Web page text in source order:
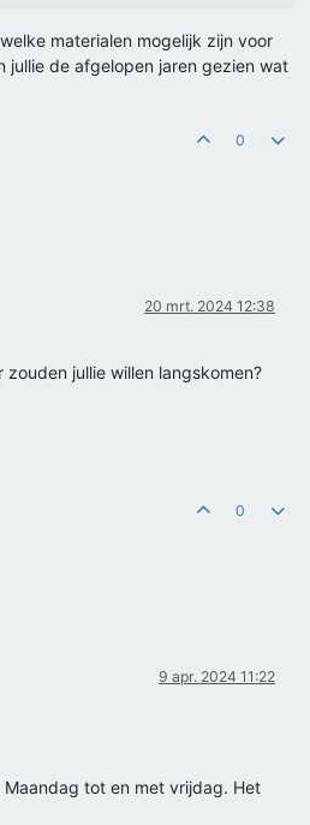
materialen mogelijk zijn voor
jullie de afgelopen jaren gezien wat
0
20 mrt. 2024 12:38
jullie willen langskomen?
0
9 apr. 2024 11:22
tot en met vrijdag. Het